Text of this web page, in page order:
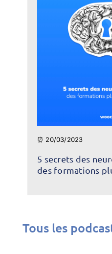
⏰ 20/03/2023
5 secrets des
des formations
Tous les